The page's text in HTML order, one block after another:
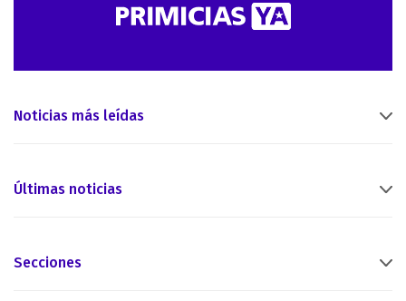
Noticias más leídas
Últimas noticias
Secciones